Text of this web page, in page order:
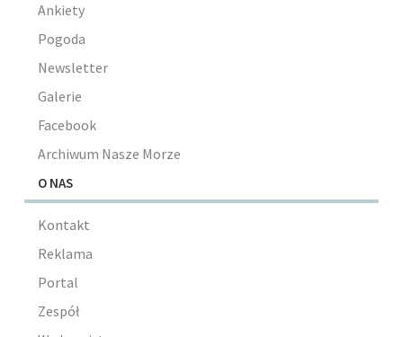
Ankiety
Pogoda
Newsletter
Galerie
Facebook
Archiwum Nasze Morze
O NAS
Kontakt
Reklama
Portal
Zespół